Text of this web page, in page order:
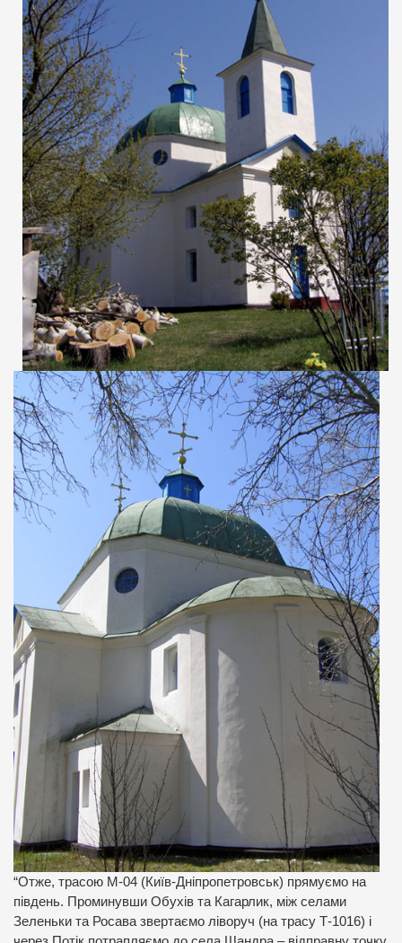
“Отже, трасою М-04 (Київ-Дніпропетровськ) прямуємо на
південь. Проминувши Обухів та Кагарлик, між селами
Зеленьки та Росава звертаємо ліворуч (на трасу Т-1016) і